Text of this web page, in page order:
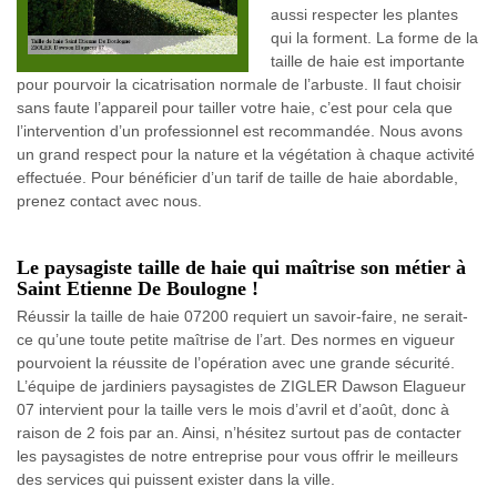
aussi respecter les plantes
qui la forment. La forme de la
taille de haie est importante
pour pourvoir la cicatrisation normale de l’arbuste. Il faut choisir
sans faute l’appareil pour tailler votre haie, c’est pour cela que
l’intervention d’un professionnel est recommandée. Nous avons
un grand respect pour la nature et la végétation à chaque activité
effectuée. Pour bénéficier d’un tarif de taille de haie abordable,
prenez contact avec nous.
Le paysagiste taille de haie qui maîtrise son métier à
Saint Etienne De Boulogne !
Réussir la taille de haie 07200 requiert un savoir-faire, ne serait-
ce qu’une toute petite maîtrise de l’art. Des normes en vigueur
pourvoient la réussite de l’opération avec une grande sécurité.
L’équipe de jardiniers paysagistes de ZIGLER Dawson Elagueur
07 intervient pour la taille vers le mois d’avril et d’août, donc à
raison de 2 fois par an. Ainsi, n’hésitez surtout pas de contacter
les paysagistes de notre entreprise pour vous offrir le meilleurs
des services qui puissent exister dans la ville.